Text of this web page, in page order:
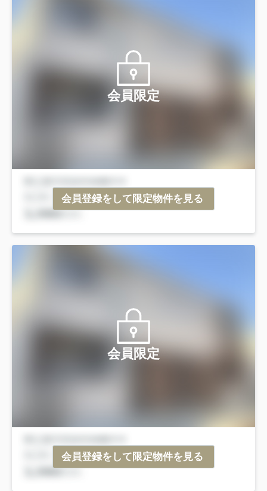
会員限定
会員登録をして限定物件を見る
会員限定
会員登録をして限定物件を見る